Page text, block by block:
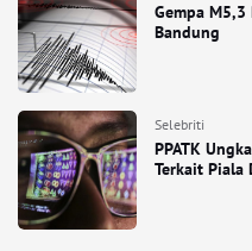
Gempa M5,3
Bandung
Selebriti
PPATK
Terkait Piala